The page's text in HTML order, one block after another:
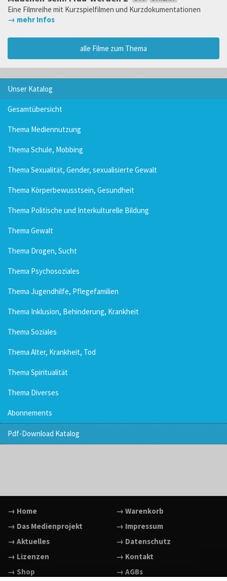
Eine Filmreihe mit Kurzspielfilmen und Kurzdokumentationen
→ mehr Infos
alle Filme zum Thema
Unser Katalog
Gesamtübersicht
Thema Mediennutzung
Thema Schule, Mobbing
Thema Sexualität, Gender, sexualisierte Gewalt
Thema Körperbewusstsein, Gesundheit
Thema Politische und Interkulturelle Bildung
Thema Gewalt
Thema Drogen, Sucht
Thema Psychosoziales
Thema Jugendhilfe, Pflegefamilien
Thema Inklusion, Behinderung, Krankheit
Thema Soziales
Thema Alter, Krankheit, Tod
Thema Spiritualität
Thema Diverses
Abonnements
Pdf-Download Katalog
→ Home
→ Das Medienprojekt
→ Aktuelles
→ Lizenzen
→ Shop
→ Warenkorb
→ Impressum
→ Datenschutz
→ Kontakt
→ AGBs